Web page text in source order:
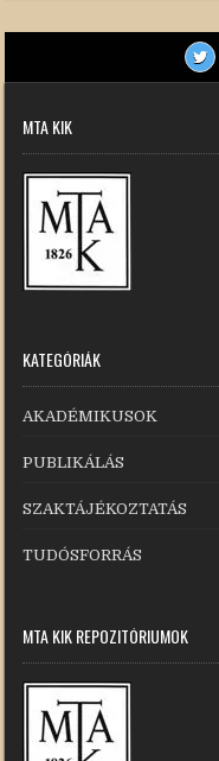
MTA KIK
KATEGÓRIÁK
AKADÉMIKUSOK
PUBLIKÁLÁS
SZAKTÁJÉKOZTATÁS
TUDÓSFORRÁS
MTA KIK REPOZITÓRIUMOK